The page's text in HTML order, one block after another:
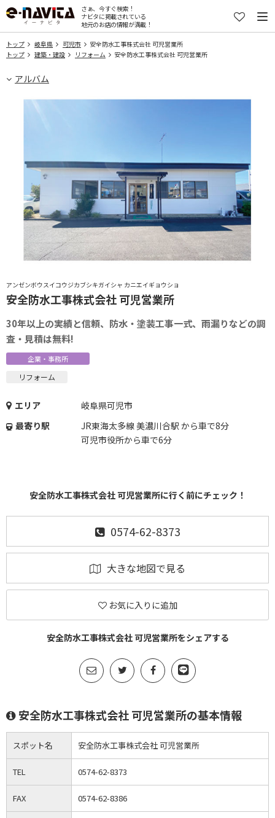
さぁ、今すぐ検索！
ナビタに掲載されている
地元のお店の情報が満載！
トップ 岐阜県 可児市
安全防水工事株式会社 可児営業所
トップ
建築・建設 リフォーム 安全防水工事株式会社 可児営業所
アルバム
アンゼンボウスイコウジカブシキガイシャ カニエイギョウショ
安全防水工事株式会社 可児営業所
30年以上の実績と信頼、防水・塗装工事一式、雨漏りなどの調
査・見積は無料!
企業・事務所
リフォーム
エリア
岐阜県可児市
最寄り駅
JR東海太多線 美濃川合駅 から車で8分
可児市役所から車で6分
安全防水工事株式会社 可児営業所に行く前にチェック！
0574-62-8373
大きな地図で見る
お気に入りに追加
安全防水工事株式会社 可児営業所をシェアする
安全防水工事株式会社 可児営業所の基本情報
スポット名 安全防水工事株式会社 可児営業所
TEL 0574-62-8373
FAX 0574-62-8386